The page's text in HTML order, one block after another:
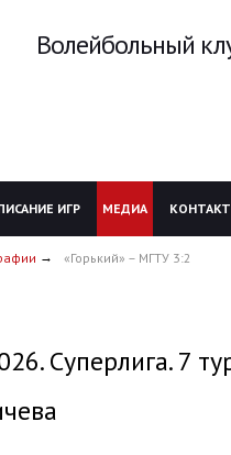
Волейбольный
ИГР МЕДИА
«Горький» – МГТУ 3:2
Суперлига. 7